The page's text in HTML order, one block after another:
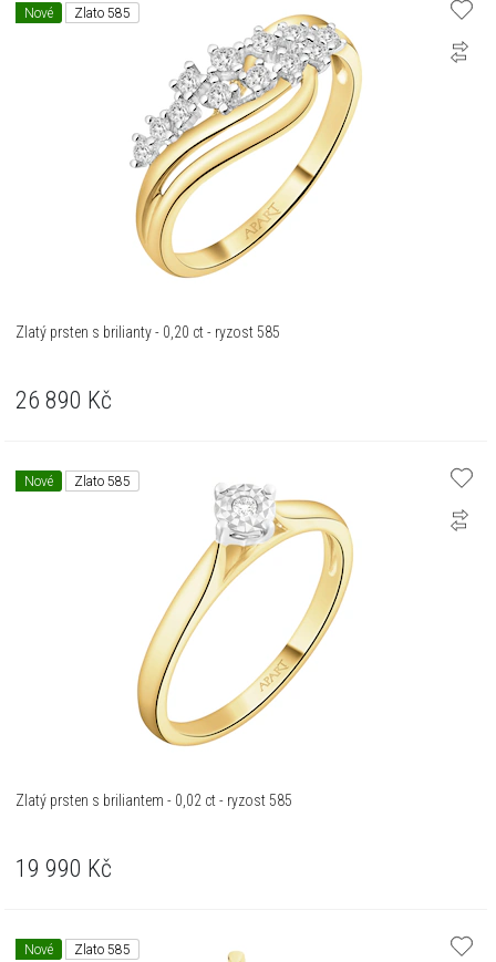
Nové Zlato 585
Zlatý prsten s brilianty - 0,20 ct - ryzost 585
26 890 Kč
Nové Zlato 585
Zlatý prsten s briliantem - 0,02 ct - ryzost 585
19 990 Kč
Nové Zlato 585